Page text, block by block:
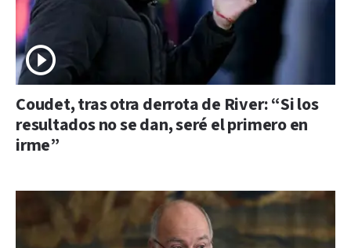
Coudet, tras otra derrota de River: “Si los
resultados no se dan, seré el primero en
irme”